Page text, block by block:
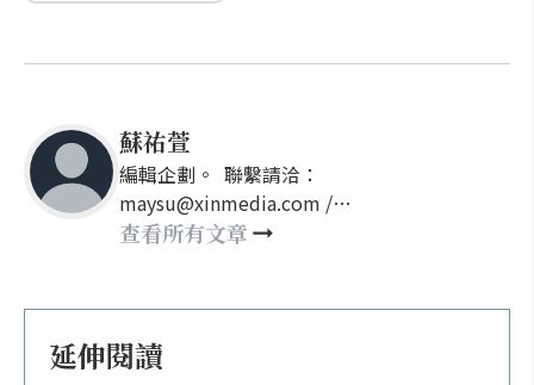
蘇祐萱
編輯企劃。 聯繫請洽：
maysu@xinmedia.com /
may860527@gmail.com
查看所有文章
延伸閱讀